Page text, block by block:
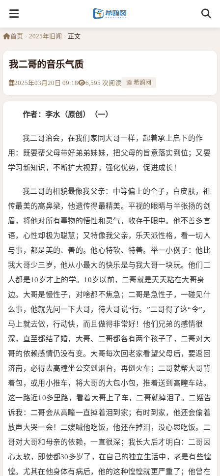
首页 › 2025年旧闻 › 正文
我二哥的音乐气质
2025年03月20日 09:18 6,595 次阅读 📰 希鸥网
作者： 李水（原创）（一）
我二哥治会，在我们家同大哥一样，起着承上启下的作
用：既要帮父母带好弟弟妹妹，把父母的旨意落实到位；又要
学习新知识，不断扩大视野，强化优势，促进成长！
我二哥的相貌最像我父亲：中等偏上的个子，白皮肤，祖
传最美的高鼻梁，他遗传得最精美。平视的眼睛与半张扬的剑
眉，将他对所有事物的悟性和灵气，收存于眼中。他不善多言
语，心性却极为聪慧；又特像我父亲，乐天派性格，看一切人
与事，都是美的、善的。他心特软、特善。举一小例子：他比
我大哥少三岁，他从小最大的快乐是与我大哥一块玩。他们二
人都是10岁才上的学。10岁以前，二哥就是天天粘在大哥身
边。大哥是慢性子，对啥都不焦急；二哥是急性子，一碰见什
么事，他就先问一下大哥，待大哥说“行。”二哥得了这“令”，
马上就去做，行动快，而且做得非常好！他们兄弟的感情很
深，直至都结了婚，大哥、二哥都各有两个孩子了，二哥对大
哥的依赖感情仍没有变。大哥每次回老家看望父母后，要返回
济南，必得去高疃坐公交到烟台，再倒火车；二哥就帮大哥背
着包，或用小推车，将大哥的大包小包，推着送到高疃车站。
这一路近10多里路，看着大哥上了车，二哥就掉泪了。二嫂告
诉我：二哥会从高疃一直掉着泪到家；有时到家，他还会偷着
放声大哭一会！二嫂喊他吃饭，他还在掉泪，没心思吃饭。二
哥对大哥和母亲的依赖，一直很深；我长大后才明白：二哥因
心太软，即使都30多岁了，在自己的独立生活中，老是有些惶
惶。尤其在他身体有病后，他的这种惶惶就更严重了；他曾在